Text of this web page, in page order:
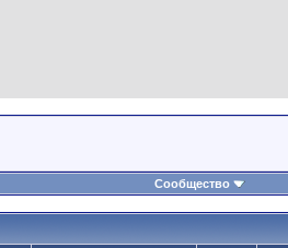
Сообщество